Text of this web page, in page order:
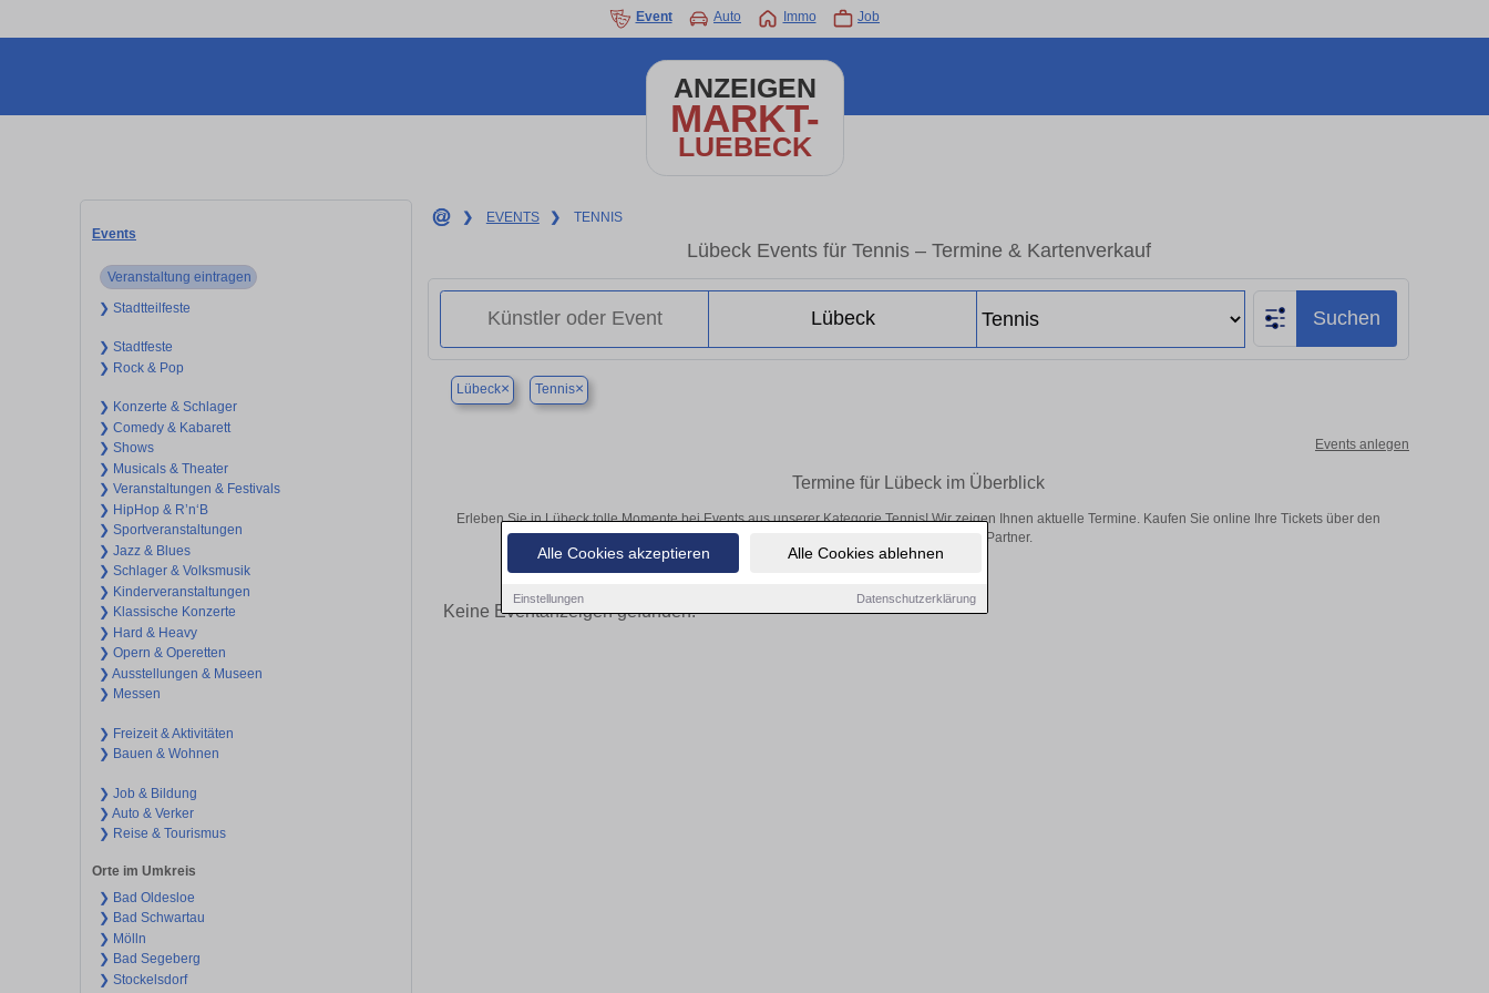
Alle Cookies akzeptieren Alle Cookies ablehnen
Einstellungen Datenschutzerklärung
Event Auto Immo Job
ANZEIGEN
MARKT-
LUEBECK
Events
Veranstaltung eintragen
❯ Stadtteilfeste
❯ Stadtfeste
❯ Rock & Pop
❯ Konzerte & Schlager
❯ Comedy & Kabarett
❯ Shows
❯ Musicals & Theater
❯ Veranstaltungen & Festivals
❯ HipHop & R’n‘B
❯ Sportveranstaltungen
❯ Jazz & Blues
❯ Schlager & Volksmusik
❯ Kinderveranstaltungen
❯ Klassische Konzerte
❯ Hard & Heavy
❯ Opern & Operetten
❯ Ausstellungen & Museen
❯ Messen
❯ Freizeit & Aktivitäten
❯ Bauen & Wohnen
❯ Job & Bildung
❯ Auto & Verker
❯ Reise & Tourismus
Orte im Umkreis
❯ Bad Oldesloe
❯ Bad Schwartau
❯ Mölln
❯ Bad Segeberg
❯ Stockelsdorf
❯ EVENTS ❯ TENNIS
Lübeck Events für Tennis – Termine & Kartenverkauf
Suchen
Lübeck× Tennis×
Events anlegen
Termine für Lübeck im Überblick
Erleben Sie in Lübeck tolle Momente bei Events aus unserer Kategorie Tennis! Wir zeigen Ihnen aktuelle Termine. Kaufen Sie online Ihre Tickets über den
Online-Kartenverkauf unserer Partner.
Keine Eventanzeigen gefunden!